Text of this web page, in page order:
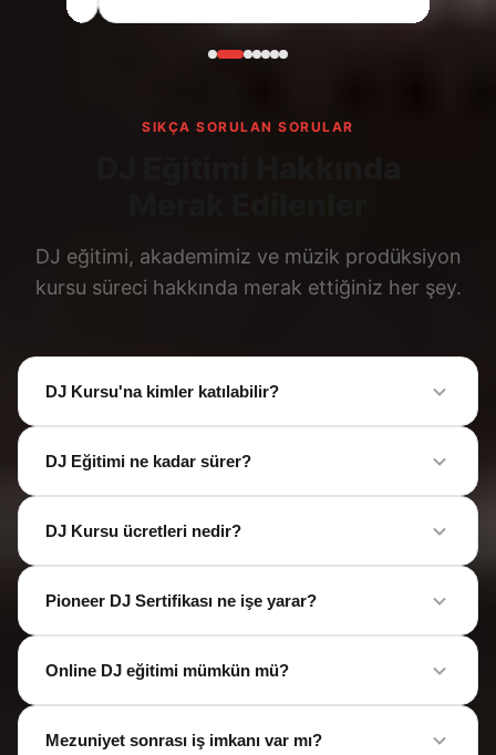
SIKÇA SORULAN SORULAR
DJ eğitimi, akademimiz ve müzik prodüksiyon
kursu süreci hakkında merak ettiğiniz her şey.
DJ Kursu'na kimler katılabilir?
DJ Eğitimi ne kadar sürer?
DJ Kursu ücretleri nedir?
Pioneer DJ Sertifikası ne işe yarar?
Online DJ eğitimi mümkün mü?
Mezuniyet sonrası iş imkanı var mı?